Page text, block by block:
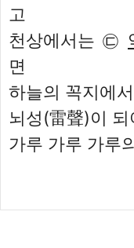
고
천상에서는 ㉢
면
하늘의 꼭지에
뇌성(雷聲)이 되
가루 가루 가루